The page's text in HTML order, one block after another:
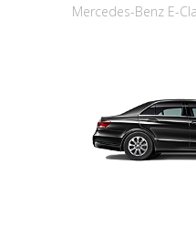
Mercedes-Benz E-